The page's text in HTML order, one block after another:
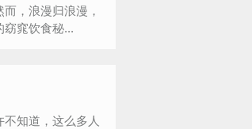
，浪漫归浪漫，
窈窕饮食秘...
知道，这么多人